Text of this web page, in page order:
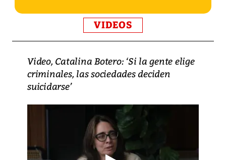
VIDEOS
Video, Catalina Botero: ‘Si la gente elige
criminales, las sociedades deciden
suicidarse’